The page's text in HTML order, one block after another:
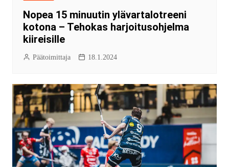
Nopea 15 minuutin ylävartalotreeni
kotona – Tehokas harjoitusohjelma
kiireisille
Päätoimittaja 18.1.2024